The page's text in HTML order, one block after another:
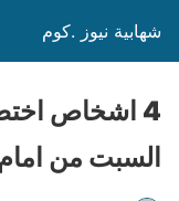
شهابية نيوز .كوم
4 اشخاص
السبت من